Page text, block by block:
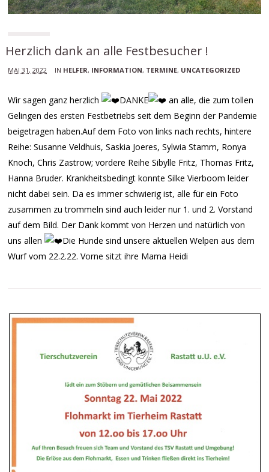
Herzlich dank an alle Festbesucher !
MAI 31, 2022 IN HELFER, INFORMATION, TERMINE, UNCATEGORIZED
Wir sagen ganz herzlich DANKE
an alle, die zum tollen
Gelingen des ersten Festbetriebs seit dem Beginn der Pandemie
beigetragen haben.Auf dem Foto von links nach rechts, hintere
Reihe: Susanne Veldhuis, Saskia Joeres, Sylwia Stamm, Ronya
Knoch, Chris Zastrow; vordere Reihe Sibylle Fritz, Thomas Fritz,
Hanna Bruder. Krankheitsbedingt konnte Silke Vierboom leider
nicht dabei sein. Da es immer schwierig ist, alle für ein Foto
zusammen zu trommeln sind auch leider nur 1. und 2. Vorstand
auf dem Bild. Der Dank kommt von Herzen und natürlich von
uns allen
Die Hunde sind unsere aktuellen Welpen aus dem
Wurf vom 22.2.22. Vorne sitzt ihre Mama Heidi